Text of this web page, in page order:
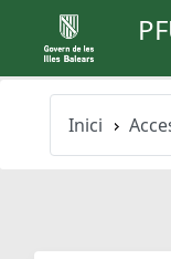
Inici